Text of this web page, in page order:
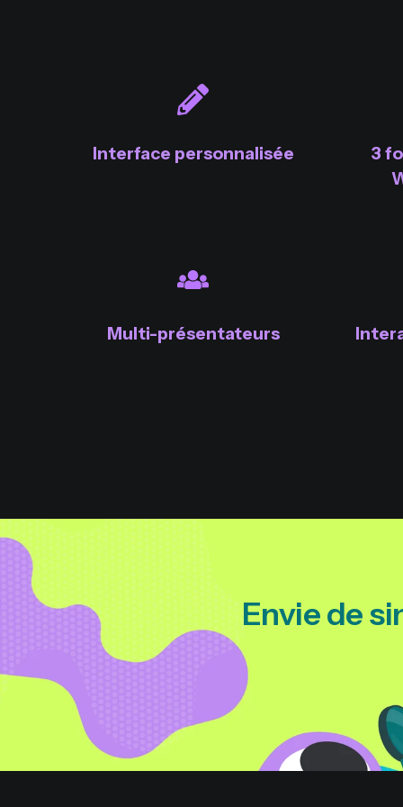
Interface personnalisée
3
Multi-présentateurs
Envie de